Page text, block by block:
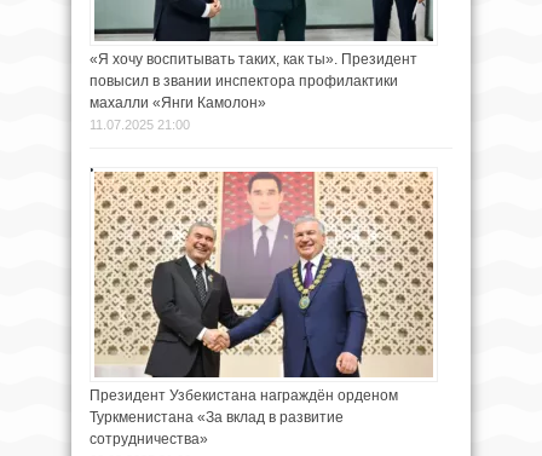
«Я хочу воспитывать таких, как ты». Президент
повысил в звании инспектора профилактики
махалли «Янги Камолон»
11.07.2025 21:00
Президент Узбекистана награждён орденом
Туркменистана «За вклад в развитие
сотрудничества»